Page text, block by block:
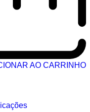
AO CARRINHO